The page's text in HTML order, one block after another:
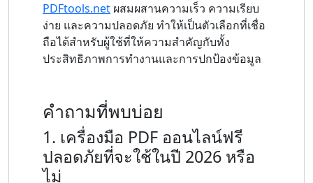
PDFtools.net ผสมผสานความเร็ว ความเรียบ
ง่าย และความปลอดภัย ทำให้เป็นตัวเลือกที่เชื่อ
ถือได้สำหรับผู้ใช้ที่ให้ความสำคัญกับทั้ง
ประสิทธิภาพการทำงานและการปกป้องข้อมูล
คำถามที่พบบ่อย
1. เครื่องมือ PDF ออนไลน์ฟรี
ปลอดภัยที่จะใช้ในปี 2026 หรือ
ไม่